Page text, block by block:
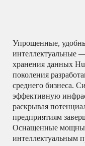
Упрощенные,
интеллектуальные
хранения данных
поколения
среднего бизнеса.
эффективную
раскрывая
предприятиям
Оснащенные
интеллектуальным